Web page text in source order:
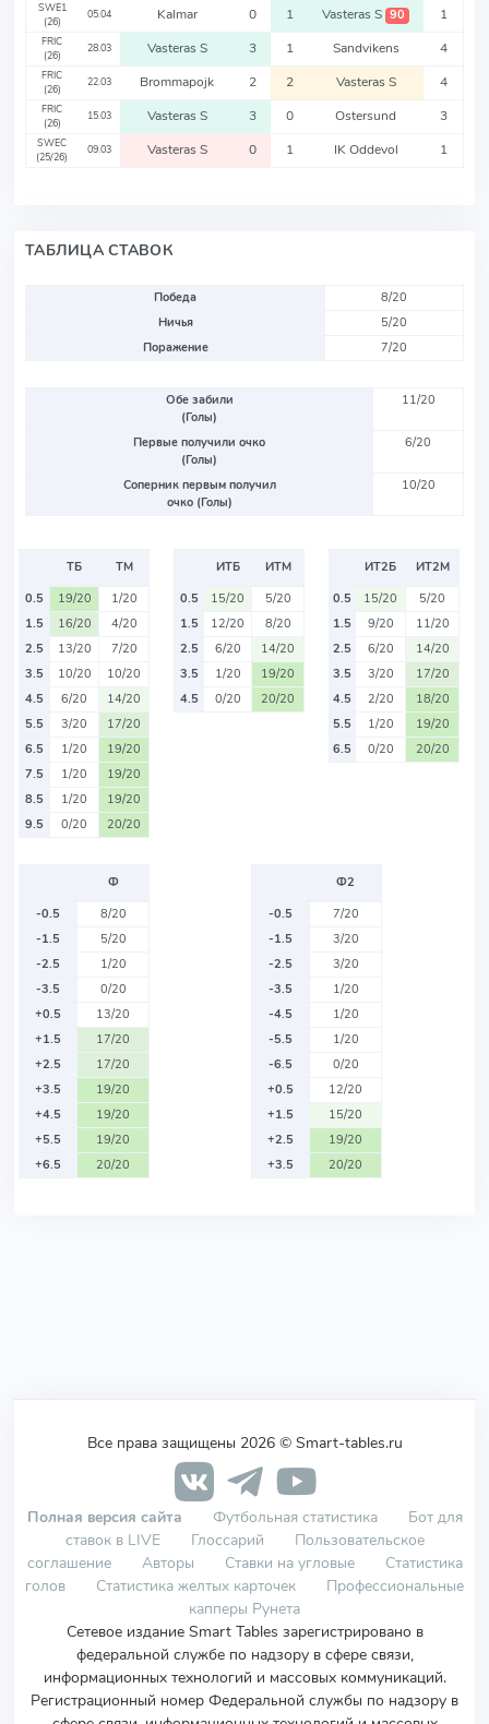
SWE1
(26)
05.04 Kalmar 0 1 Vasteras S 90 1
FRIC
(26)
28.03 Vasteras S 3 1 Sandvikens 4
FRIC
(26)
22.03 Brommapojk 2 2 Vasteras S 4
FRIC
(26)
15.03 Vasteras S 3 0 Ostersund 3
SWEC
(25/26)
09.03 Vasteras S 0 1 IK Oddevol 1
ТАБЛИЦА СТАВОК
Победа
8/20
Ничья
5/20
Поражение
7/20
Обе забили
(Голы)
11/20
Первые получили очко
(Голы)
6/20
Соперник первым получил
очко (Голы)
10/20
ТБ
ТМ
0.5
19/20
1/20
1.5
16/20
4/20
2.5
13/20
7/20
3.5
10/20
10/20
4.5
6/20
14/20
5.5
3/20
17/20
6.5
1/20
19/20
7.5
1/20
19/20
8.5
1/20
19/20
9.5
0/20 20/20
ИТБ
ИТМ
0.5
15/20
5/20
1.5
12/20
8/20
2.5
6/20
14/20
3.5
1/20
19/20
4.5
0/20 20/20
ИТ2Б
ИТ2М
0.5
15/20
5/20
1.5
9/20
11/20
2.5
6/20
14/20
3.5
3/20
17/20
4.5
2/20
18/20
5.5
1/20
19/20
6.5
0/20 20/20
Ф
-0.5
8/20
-1.5
5/20
-2.5
1/20
-3.5
0/20
+0.5
13/20
+1.5
17/20
+2.5
17/20
+3.5
19/20
+4.5
19/20
+5.5
19/20
+6.5
20/20
Ф2
-0.5
7/20
-1.5
3/20
-2.5
3/20
-3.5
1/20
-4.5
1/20
-5.5
1/20
-6.5
0/20
+0.5
12/20
+1.5
15/20
+2.5
19/20
+3.5
20/20
Все права защищены 2026 © Smart-tables.ru
Полная версия сайта Футбольная статистика
Бот для
ставок в LIVE
Глоссарий
Пользовательское
соглашение
Авторы Ставки на угловые
Статистика
голов
Статистика желтых карточек
Профессиональные
капперы Рунета
Сетевое издание Smart Tables зарегистрировано в
федеральной службе по надзору в сфере связи,
информационных технологий и массовых коммуникаций.
Регистрационный номер Федеральной службы по надзору в